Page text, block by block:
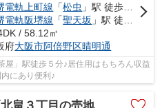
電軌上町線 「松虫 」駅 徒歩9分
電軌阪堺線 「聖天坂 」駅 徒歩9分
/ 58.12㎡
府大阪市阿倍野区晴明通
屋」駅徒歩５分♪居住用はもちろん収益
にあり便利♪